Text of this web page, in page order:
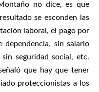
no dice, es que
se esconden las
laboral, el pago por
dependencia, sin salario
seguridad social, etc.
que hay que tener
proteccionistas a los